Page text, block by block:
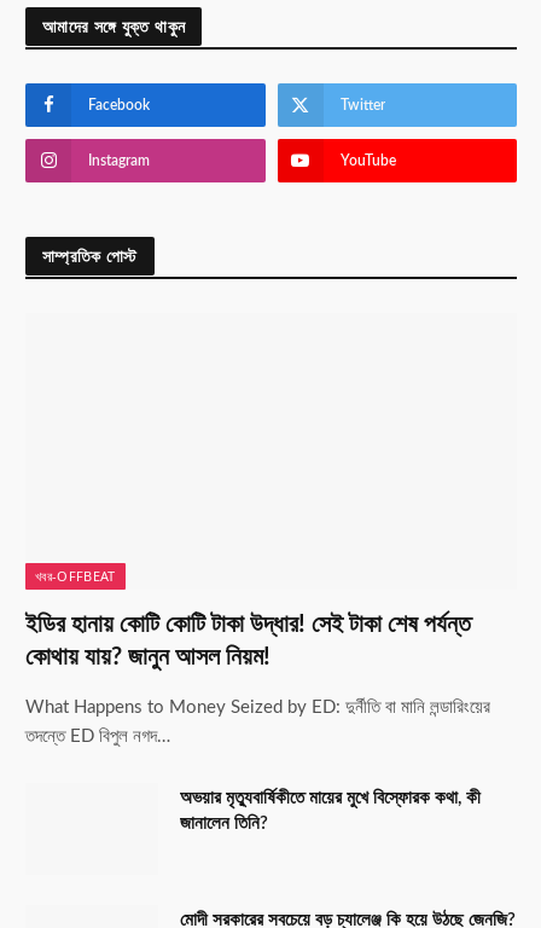
আমাদের সঙ্গে যুক্ত থাকুন
Facebook Twitter
Instagram YouTube
সাম্প্রতিক পোস্ট
খবর-OFFBEAT
ইডির হানায় কোটি কোটি টাকা উদ্ধার! সেই টাকা শেষ পর্যন্ত
কোথায় যায়? জানুন আসল নিয়ম!
What Happens to Money Seized by ED: দুর্নীতি বা মানি লন্ডারিংয়ের
তদন্তে ED বিপুল নগদ…
অভয়ার মৃত্যুবার্ষিকীতে মায়ের মুখে বিস্ফোরক কথা, কী
জানালেন তিনি?
মোদী সরকারের সবচেয়ে বড় চ্যালেঞ্জ কি হয়ে উঠছে জেনজি?